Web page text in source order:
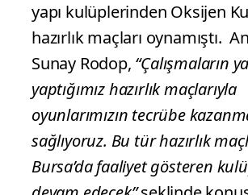
yapı kulüplerinden Oksijen
hazırlık maçları oynamıştı.
Sunay Rodop, “Çalışmaların
yaptığımız hazırlık maçlarıyla
oyunlarımızın tecrübe
sağlıyoruz. Bu tür hazırlık
Bursa’da faaliyet gösteren